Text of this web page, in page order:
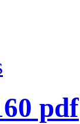
pdf